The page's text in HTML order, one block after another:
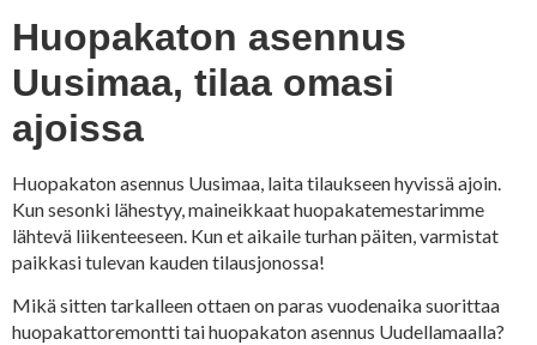
Huopakaton asennus
Uusimaa, tilaa omasi
ajoissa
Huopakaton asennus Uusimaa, laita tilaukseen hyvissä ajoin.
Kun sesonki lähestyy, maineikkaat huopakatemestarimme
lähtevä liikenteeseen. Kun et aikaile turhan päiten, varmistat
paikkasi tulevan kauden tilausjonossa!
Mikä sitten tarkalleen ottaen on paras vuodenaika suorittaa
huopakattoremontti tai huopakaton asennus Uudellamaalla?